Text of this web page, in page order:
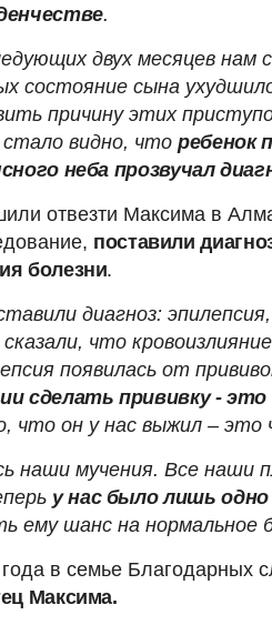
.
двух месяцев нам
состояние сына
причину этих
видно, что ребенок
неба прозвучал
отвезти Максима в
поставили
болезни.
диагноз:
что
появилась от
сделать прививку -
что он у нас выжил – это
наши мучения. Все наши
у нас было лишь
ему шанс на нормальное
года в семье Благодарных
Максима.